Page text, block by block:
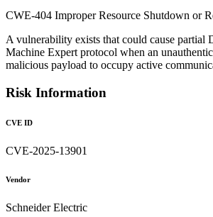
CWE-404 Improper Resource Shutdown or
A vulnerability exists that could cause partial
Machine Expert protocol when an
malicious payload to occupy active
Risk Information
CVE ID
CVE-2025-13901
Vendor
Schneider Electric